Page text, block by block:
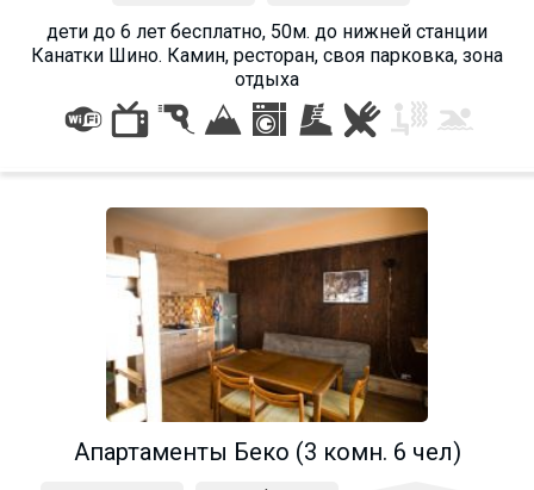
дети до 6 лет бесплатно, 50м. до нижней станции
Канатки Шино. Камин, ресторан, своя парковка, зона
отдыха
Апартаменты Беко (3 комн. 6 чел)